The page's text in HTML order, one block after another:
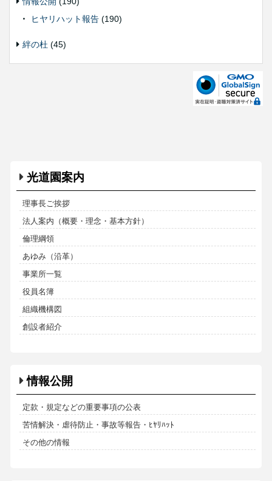
ヒヤリハット報告 (190)
絆の杜 (45)
光道園案内
理事長ご挨拶
法人案内（概要・理念・基本方針）
倫理綱領
あゆみ（沿革）
事業所一覧
役員名簿
組織機構図
創設者紹介
情報公開
定款・規定などの重要事項の公表
苦情解決・虐待防止・事故等報告・ﾋﾔﾘﾊｯﾄ
その他の情報